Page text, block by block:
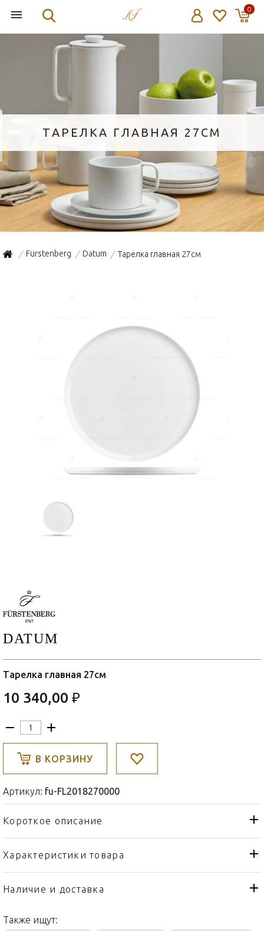
0
ТАРЕЛКА ГЛАВНАЯ 27СМ
/ Fürstenberg / Datum / Тарелка главная 27см
DATUM
Тарелка главная 27см
10 340,00 ₽
В КОРЗИНУ
Артикул: fu-FL2018270000
Короткое описание
Характеристики товара
Тип товара
Тарелка
Бренд
Страна производителя
Наличие и доставка
Также ищут: